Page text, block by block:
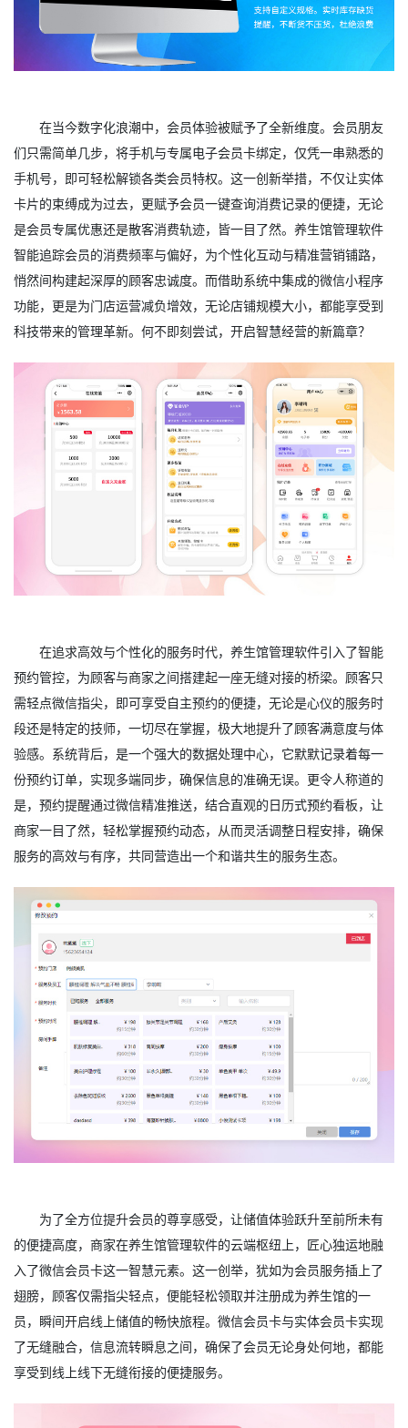
在当今数字化浪潮中，会员体验被赋予了全新维度。会员朋友
们只需简单几步，将手机与专属电子会员卡绑定，仅凭一串熟悉的
手机号，即可轻松解锁各类会员特权。这一创新举措，不仅让实体
卡片的束缚成为过去，更赋予会员一键查询消费记录的便捷，无论
是会员专属优惠还是散客消费轨迹，皆一目了然。养生馆管理软件
智能追踪会员的消费频率与偏好，为个性化互动与精准营销铺路，
悄然间构建起深厚的顾客忠诚度。而借助系统中集成的微信小程序
功能，更是为门店运营减负增效，无论店铺规模大小，都能享受到
科技带来的管理革新。何不即刻尝试，开启智慧经营的新篇章？
在追求高效与个性化的服务时代，养生馆管理软件引入了智能
预约管控，为顾客与商家之间搭建起一座无缝对接的桥梁。顾客只
需轻点微信指尖，即可享受自主预约的便捷，无论是心仪的服务时
段还是特定的技师，一切尽在掌握，极大地提升了顾客满意度与体
验感。系统背后，是一个强大的数据处理中心，它默默记录着每一
份预约订单，实现多端同步，确保信息的准确无误。更令人称道的
是，预约提醒通过微信精准推送，结合直观的日历式预约看板，让
商家一目了然，轻松掌握预约动态，从而灵活调整日程安排，确保
服务的高效与有序，共同营造出一个和谐共生的服务生态。
为了全方位提升会员的尊享感受，让储值体验跃升至前所未有
的便捷高度，商家在养生馆管理软件的云端枢纽上，匠心独运地融
入了微信会员卡这一智慧元素。这一创举，犹如为会员服务插上了
翅膀，顾客仅需指尖轻点，便能轻松领取并注册成为养生馆的一
员，瞬间开启线上储值的畅快旅程。微信会员卡与实体会员卡实现
了无缝融合，信息流转瞬息之间，确保了会员无论身处何地，都能
享受到线上线下无缝衔接的便捷服务。